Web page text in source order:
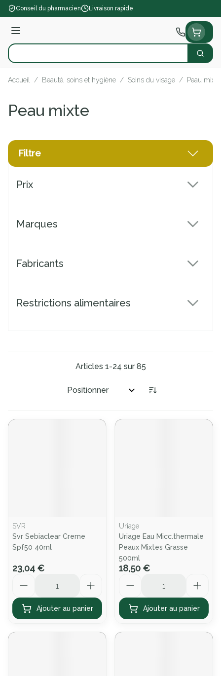
Aller au contenu
Conseil du pharmacien Livraison rapide
Menu
Rechercher
Accueil / Beauté, soins et hygiène / Soins du visage / Peau mixte
Peau mixte
Filtre
Prix
Marques
Fabricants
Restrictions alimentaires
Articles 1-24 sur85
Trier par:
SVR
Svr Sebiaclear Creme
Spf50 40ml
23,04 €
Ajouter au panier
Uriage
Uriage Eau Micc.thermale
Peaux Mixtes Grasse
500ml
18,50 €
Ajouter au panier